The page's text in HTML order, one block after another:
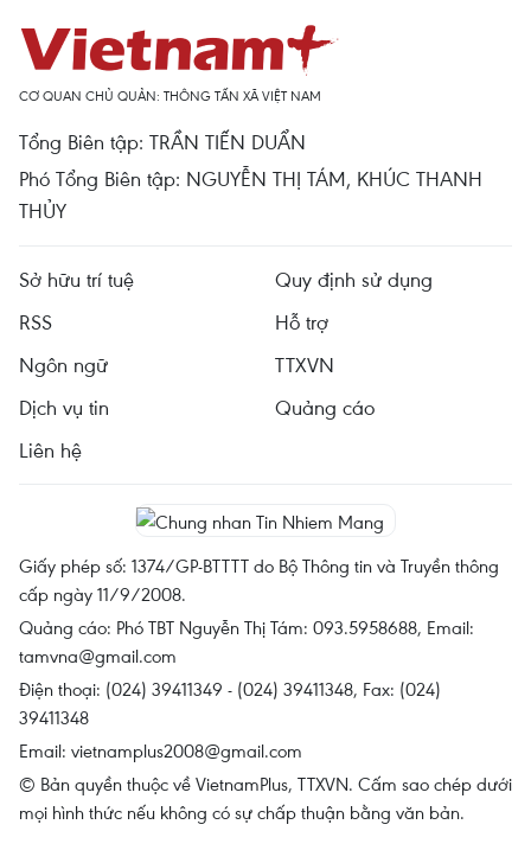
CƠ QUAN CHỦ QUẢN: THÔNG TẤN XÃ VIỆT NAM
Tổng Biên tập: TRẦN TIẾN DUẨN
Phó Tổng Biên tập: NGUYỄN THỊ TÁM, KHÚC THANH
THỦY
Sở hữu trí tuệ
Quy định sử dụng
RSS
Hỗ trợ
Ngôn ngữ
TTXVN
Dịch vụ tin
Quảng cáo
Liên hệ
Giấy phép số: 1374/GP-BTTTT do Bộ Thông tin và Truyền thông
cấp ngày 11/9/2008.
Quảng cáo: Phó TBT Nguyễn Thị Tám: 093.5958688, Email:
tamvna@gmail.com
Điện thoại: (024) 39411349 - (024) 39411348, Fax: (024)
39411348
Email: vietnamplus2008@gmail.com
© Bản quyền thuộc về VietnamPlus, TTXVN. Cấm sao chép dưới
mọi hình thức nếu không có sự chấp thuận bằng văn bản.